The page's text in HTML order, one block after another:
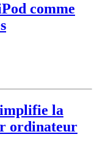
comme
la
ordinateur